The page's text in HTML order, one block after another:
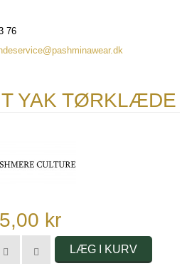
76
YAK TØRKLÆDE
kr
LÆG I KURV